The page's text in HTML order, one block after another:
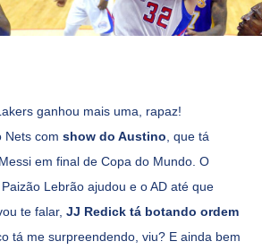
ganhou mais uma, rapaz!
Nets com show do Austino , que tá
em final de Copa do Mundo. O
Lebrão ajudou e o AD até que
te falar, JJ Redick tá botando ordem
tá me surpreendendo, viu? E ainda bem